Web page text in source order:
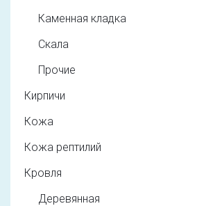
Каменная кладка
Скала
Прочие
Кирпичи
Кожа
Кожа рептилий
Кровля
Деревянная